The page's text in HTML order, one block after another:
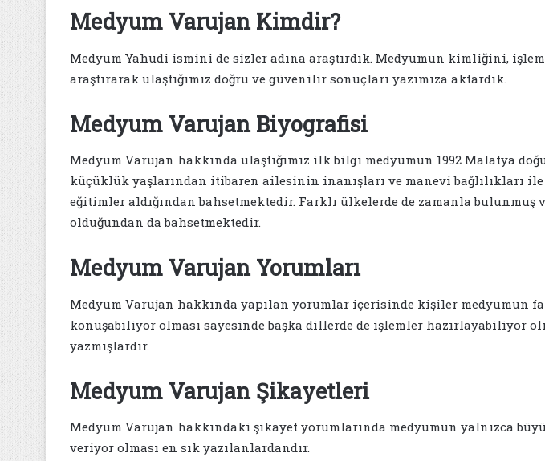
Medyum Varujan Kimdir?
Medyum Yahudi ismini de sizler adına araştırdık. Medyumun kimliğini,
araştırarak ulaştığımız doğru ve güvenilir sonuçları yazımıza aktardık.
Medyum Varujan Biyografisi
Medyum Varujan hakkında ulaştığımız ilk bilgi medyumun 1992 Malatya
küçüklük yaşlarından itibaren ailesinin inanışları ve manevi bağlılıkları
eğitimler aldığından bahsetmektedir. Farklı ülkelerde de zamanla bulunmuş
olduğundan da bahsetmektedir.
Medyum Varujan Yorumları
Medyum Varujan hakkında yapılan yorumlar içerisinde kişiler medyumun
konuşabiliyor olması sayesinde başka dillerde de işlemler hazırlayabiliyor
yazmışlardır.
Medyum Varujan Şikayetleri
Medyum Varujan hakkındaki şikayet yorumlarında medyumun yalnızca
veriyor olması en sık yazılanlardandır.